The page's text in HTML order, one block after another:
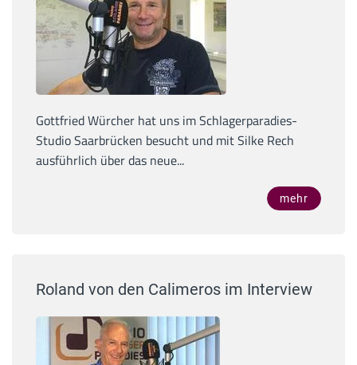
Gottfried Würcher hat uns im Schlagerparadies-
Studio Saarbrücken besucht und mit Silke Rech
ausführlich über das neue...
mehr
Roland von den Calimeros im Interview